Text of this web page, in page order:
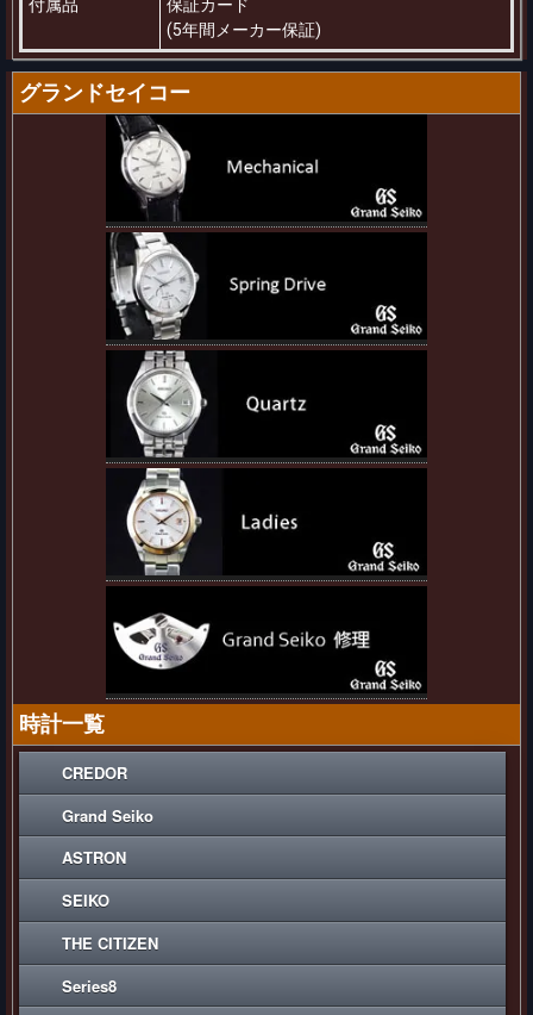
付属品
保証カード
(5年間メーカー保証)
グランドセイコー
時計一覧
CREDOR
Grand Seiko
ASTRON
SEIKO
THE CITIZEN
Series8